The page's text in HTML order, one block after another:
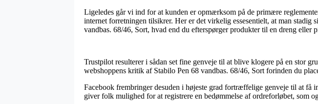
Ligeledes går vi ind for at kunden er opmærksom på de primære
internet forretningen tilsikrer. Her er det virkelig essesentielt, at man
vandbas. 68/46, Sort, hvad end du efterspørger produkter til en dreng eller
Trustpilot resulterer i sådan set fine genveje til at blive klogere på en stor
webshoppens kritik af Stabilo Pen 68 vandbas. 68/46, Sort forinden du
Facebook frembringer desuden i højeste grad fortræffelige genveje til at
giver folk mulighed for at registrere en bedømmelse af ordreforløbet, som